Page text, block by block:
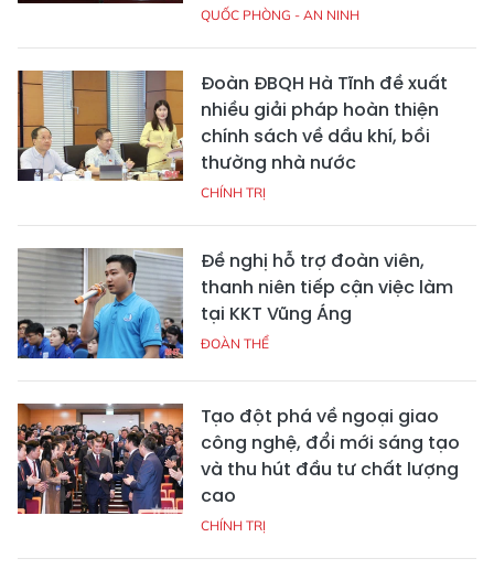
QUỐC PHÒNG - AN NINH
Đoàn ĐBQH Hà Tĩnh đề xuất
nhiều giải pháp hoàn thiện
chính sách về dầu khí, bồi
thường nhà nước
CHÍNH TRỊ
Đề nghị hỗ trợ đoàn viên,
thanh niên tiếp cận việc làm
tại KKT Vũng Áng
ĐOÀN THỂ
Tạo đột phá về ngoại giao
công nghệ, đổi mới sáng tạo
và thu hút đầu tư chất lượng
cao
CHÍNH TRỊ